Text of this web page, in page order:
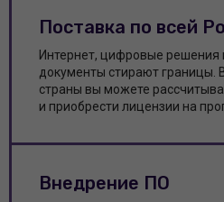
Поставка по всей
Интернет, цифровые решения
документы стирают границы.
страны вы можете
и приобрести лицензии на
Внедрение ПО